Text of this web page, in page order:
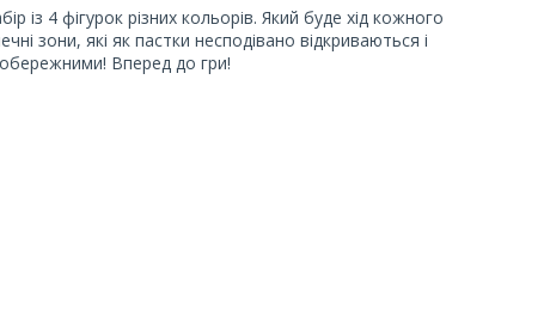
із 4 фігурок різних кольорів. Який буде хід кожного
зони, які як пастки несподівано відкриваються і
Вперед до гри!